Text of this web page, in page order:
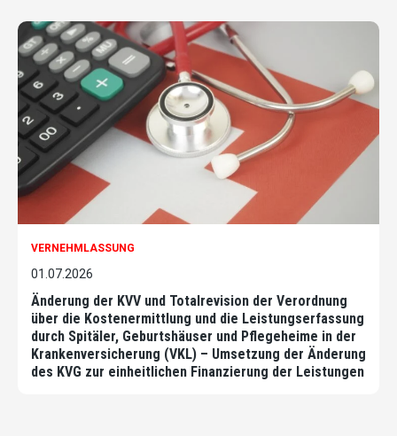
VERNEHMLASSUNG
01.07.2026
Änderung der KVV und Totalrevision der Verordnung
über die Kostenermittlung und die Leistungserfassung
durch Spitäler, Geburtshäuser und Pflegeheime in der
Krankenversicherung (VKL) – Umsetzung der Änderung
des KVG zur einheitlichen Finanzierung der Leistungen